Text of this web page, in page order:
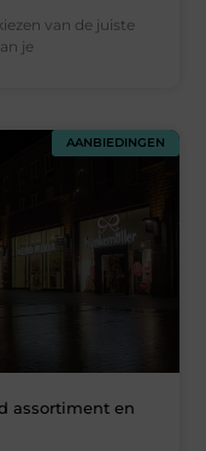
van de juiste
je
AANBIEDINGEN
assortiment en